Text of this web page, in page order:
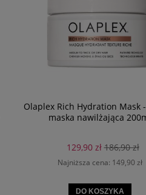
Olaplex Rich Hydration Mask
maska nawilżająca
129,90 zł 186,90 zł
Najniższa cena: 149,90 zł
DO KOSZYKA